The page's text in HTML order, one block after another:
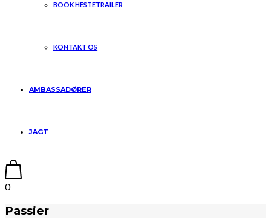
BOOK HESTETRAILER
KONTAKT OS
AMBASSADØRER
JAGT
0
Passier